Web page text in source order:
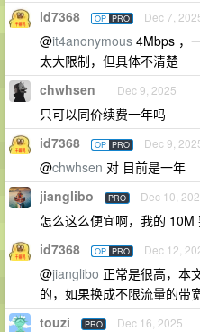
id7368 OP PRO Dec 7,
@it4anonymous 4Mbps ，
太大限制，但具体不清楚
chwhsen Dec 9, 2025
只可以同价续费一年吗
id7368 OP PRO Dec 9,
@chwhsen 对 目前是一年
jianglibo PRO Dec 10,
怎么这么便宜啊，我的 10M
id7368 OP PRO Dec 12,
@jianglibo 正常是很高，本
的，如果换成不限流量的带
touzi PRO Dec 16, 2025